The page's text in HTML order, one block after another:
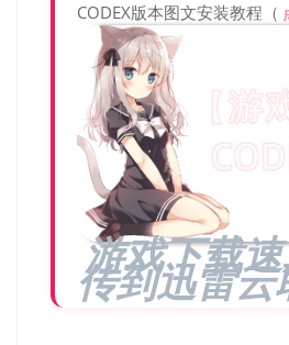
CODEX版本图文安装教程（
游戏下载
传到迅雷云